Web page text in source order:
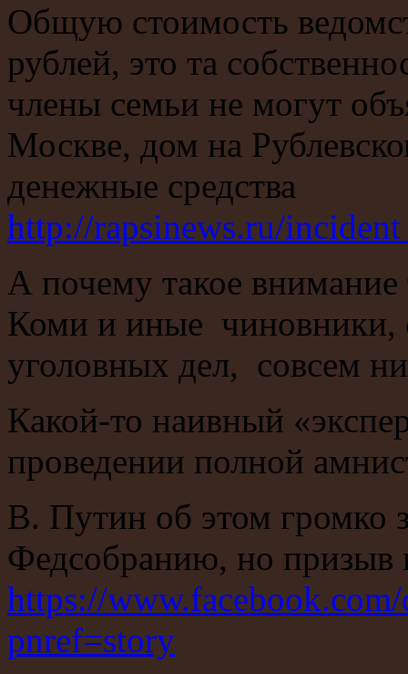
Общую стоимость
рублей, это та
члены семьи не могут
Москве, дом на
денежные средства
http://rapsinews.ru/
А почему такое
Коми и иные чиновники,
уголовных дел, совсем
Какой-то наивный
проведении полной
В. Путин об этом громко
Федсобранию, но призыв
https://
pnref=story